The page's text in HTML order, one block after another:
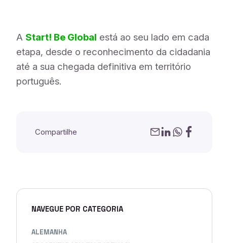
A Start! Be Global está ao seu lado em cada
etapa, desde o reconhecimento da cidadania
até a sua chegada definitiva em território
português.
Compartilhe
NAVEGUE POR CATEGORIA
ALEMANHA